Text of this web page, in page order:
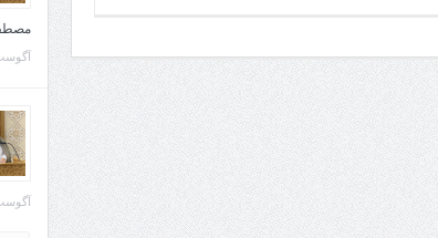
آگوست 02,
آگوست 02,